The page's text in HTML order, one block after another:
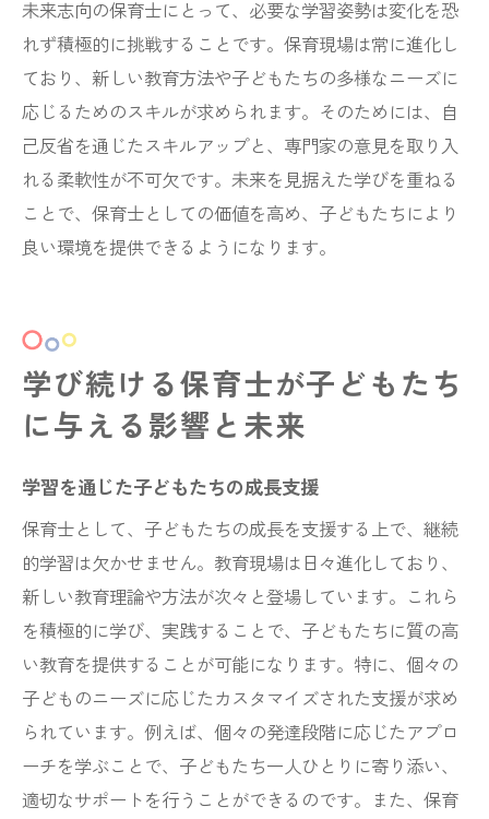
未来志向の保育士にとって、必要な学習姿勢は変化を恐
れず積極的に挑戦することです。保育現場は常に進化し
ており、新しい教育方法や子どもたちの多様なニーズに
応じるためのスキルが求められます。そのためには、自
己反省を通じたスキルアップと、専門家の意見を取り入
れる柔軟性が不可欠です。未来を見据えた学びを重ねる
ことで、保育士としての価値を高め、子どもたちにより
良い環境を提供できるようになります。
学び続ける保育士が子どもたち
に与える影響と未来
学習を通じた子どもたちの成長支援
保育士として、子どもたちの成長を支援する上で、継続
的学習は欠かせません。教育現場は日々進化しており、
新しい教育理論や方法が次々と登場しています。これら
を積極的に学び、実践することで、子どもたちに質の高
い教育を提供することが可能になります。特に、個々の
子どものニーズに応じたカスタマイズされた支援が求め
られています。例えば、個々の発達段階に応じたアプロ
ーチを学ぶことで、子どもたち一人ひとりに寄り添い、
適切なサポートを行うことができるのです。また、保育